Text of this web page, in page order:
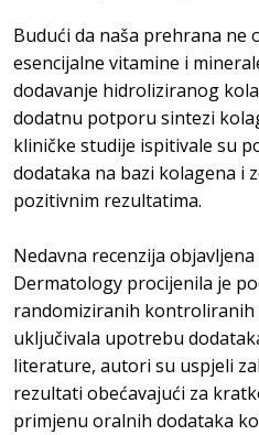
Budući da naša prehrana ne
esencijalne vitamine i
dodavanje hidroliziranog
dodatnu potporu sintezi
kliničke studije ispitivale su
dodataka na bazi kolagena i
pozitivnim rezultatima.
Nedavna recenzija
Dermatology procijenila je
randomiziranih kontroliranih
uključivala upotrebu
literature, autori su uspjeli
rezultati obećavajući za
primjenu oralnih dodataka